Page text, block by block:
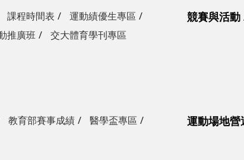
課程時間表
運動績優生專區
推廣班 交大體育學刊專區
競賽與活動
教育部賽事成績
醫學盃專區
運動場地營